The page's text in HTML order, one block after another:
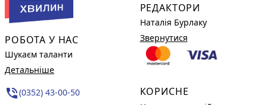
РОБОТА У НАС
Шукаєм таланти
Детальніше
phone_in_talk(0352) 43-00-50
РЕДАКТОРИ
Наталія Бурлаку
Звернутися
КОРИСНЕ